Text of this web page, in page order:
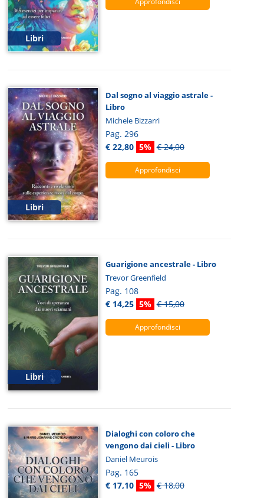
Libri
Libri
Dal sogno al viaggio astrale -
Libro
Michele Bizzarri
Pag. 296
€ 22,80 5% € 24,00
Approfondisci
Libri
Guarigione ancestrale - Libro
Trevor Greenfield
Pag. 108
€ 14,25 5% € 15,00
Approfondisci
Dialoghi con coloro che
vengono dai cieli - Libro
Daniel Meurois
Pag. 165
€ 17,10 5% € 18,00